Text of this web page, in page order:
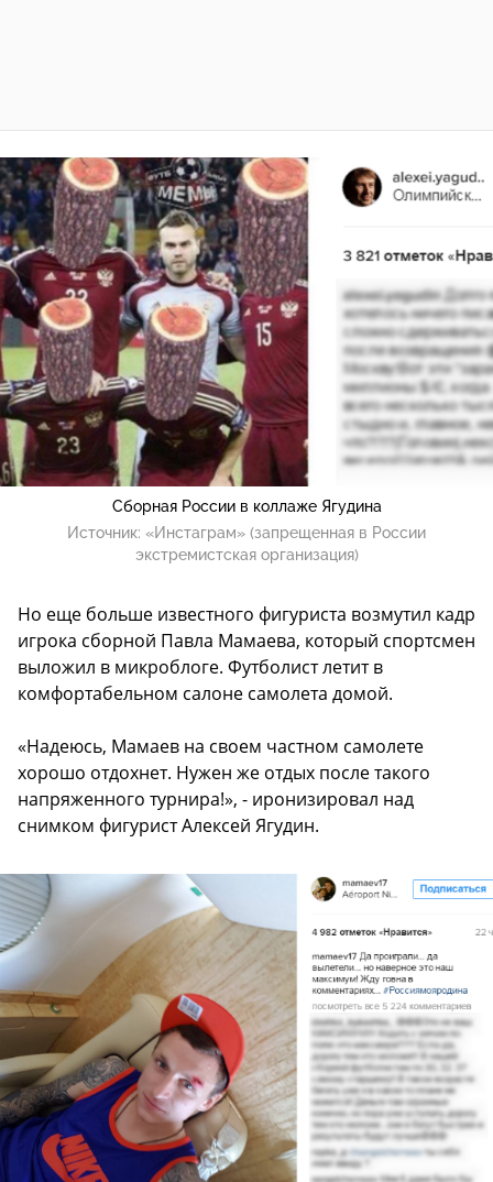
Сборная России в коллаже Ягудина
Источник: «Инстаграм» (запрещенная в России
экстремистская организация)
Но еще больше известного фигуриста возмутил кадр
игрока сборной Павла Мамаева, который спортсмен
выложил в микроблоге. Футболист летит в
комфортабельном салоне самолета домой.
«Надеюсь, Мамаев на своем частном самолете
хорошо отдохнет. Нужен же отдых после такого
напряженного турнира!», - иронизировал над
снимком фигурист Алексей Ягудин.